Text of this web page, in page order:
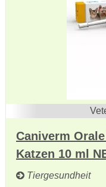
Caniverm
Katzen 10 ml
Tiergesundheit